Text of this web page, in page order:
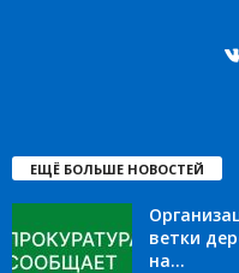
ЕЩЁ БОЛЬШЕ НОВОСТЕЙ
ветки
на...